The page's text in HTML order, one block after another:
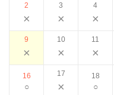
2
×
3
×
4
×
9
×
10
×
11
×
16
○
17
×
18
○